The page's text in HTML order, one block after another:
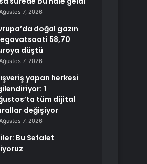
7, 2026
doğal gazın
58,70
düştü
7, 2026
yapan herkesi
1
tüm dijital
değişiyor
7, 2026
Bu Sefalet